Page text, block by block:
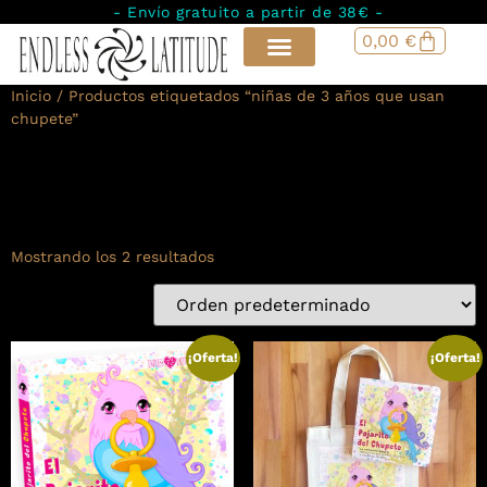
- Envío gratuito a partir de 38€ -
0,00 €
Inicio / Productos etiquetados “niñas de 3 años que usan
chupete”
Mostrando los 2 resultados
¡Oferta! ¡Oferta!